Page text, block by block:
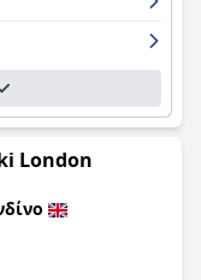
μια
να το
στον
και είναι
τα καλύτερα
London